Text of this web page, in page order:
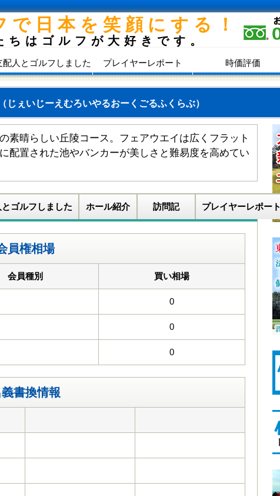
で日本を笑顔にする！
ちはゴルフが大好きです。
配人とゴルフしました プレイヤーレポート 時価評価
（じぇいじーえむろいやるおーくごるふくらぶ）
素晴らしい丘陵コース。フェアウエイは広くフラット
配置された池やバンカーが美しさと難易度を高めてい
ゴルフしました ホール紹介 訪問記 プレイヤーレポート
員権相場
会員種別 買い相場
0
0
0
書換情報